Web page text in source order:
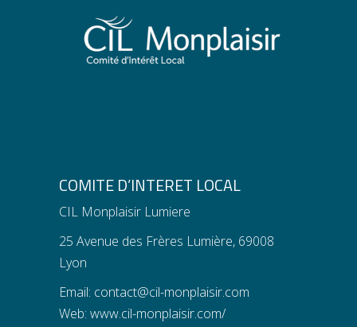
COMITE D’INTERET LOCAL
CIL Monplaisir Lumiere
25 Avenue des Frères Lumière, 69008
Lyon
Email: contact@cil-monplaisir.com
Web: www.cil-monplaisir.com/